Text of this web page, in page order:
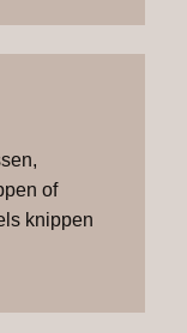
of
knippen